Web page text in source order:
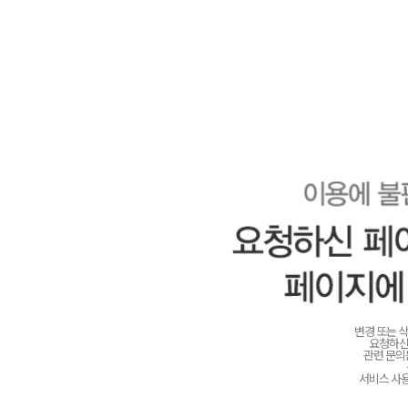
변경 또는
요청하
관련 문
서비스 사